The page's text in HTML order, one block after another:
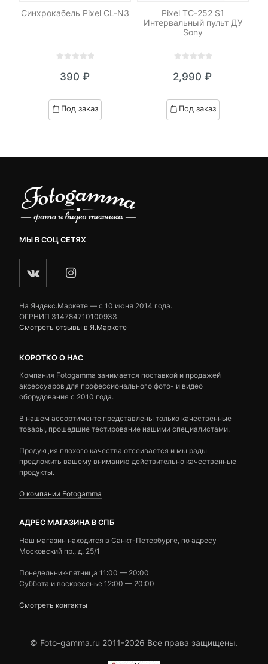
Синхрокабель Pixel CL-N3
out
based
on
390 ₽
Под заказ
Pixel TC-252 S1
Интервальный пульт ДУ
Sony
out
based
on
2,990 ₽
Под заказ
МЫ В СОЦ СЕТЯХ
На Яндекс.Маркете — c 10 июня 2014 года.
ОГРНИП 314784710100933
Смотреть отзывы в Я.Маркете
КОРОТКО О НАС
Компания Fotogamma занимается поставкой и продажей
аксессуаров для профессионального фото- и видео
оборудования с 2010 года.
В нашем ассортименте представлены только качественные
товары, прошедшие тестирование нашими специалистами.
Продукция плохого качества отсеивается и мы рады
предложить вашему вниманию действительно качественные
продукты.
О компании Fotogamma
АДРЕС МАГАЗИНА В СПБ
Наш магазин находится в Санкт-Петербурге, по адресу
Московский пр., д. 25/1
Понедельник-пятница 11:00 — 20:00
Суббота и воскресенье 12:00 — 20:00
Смотреть контакты
© Foto-gamma.ru 2011-2026 Все права защищены.